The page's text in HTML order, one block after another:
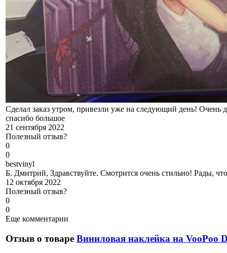
Сделал заказ утром, привезли уже на следующий день! Очень
спасибо большое
21 сентября 2022
Полезный отзыв?
0
0
bestvinyl
Б. Дмитрий, Здравствуйте. Смотрится очень стильно! Рады,
12 октября 2022
Полезный отзыв?
0
0
Еще комментарии
Отзыв о товаре Виниловая наклейка на VooPoo